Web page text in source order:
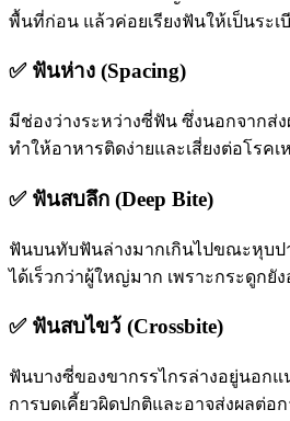
พื้นที่ก่อน แล้วค่อยเรียงฟันให้เป็นระเ
✅ ฟันห่าง (Spacing)
มีช่องว่างระหว่างซี่ฟัน ซึ่งนอกจากส่
ทำให้อาหารติดง่ายและเสี่ยงต่อโรคเ
✅ ฟันสบลึก (Deep Bite)
ฟันบนทับฟันล่างมากเกินไปขณะหุบป
ได้เร็วกว่าผู้ใหญ่มาก เพราะกระดูกยั
✅ ฟันสบไขว้ (Crossbite)
ฟันบางซี่ของขากรรไกรล่างอยู่นอก
การบดเคี้ยวผิดปกติและอาจส่งผลต่อ